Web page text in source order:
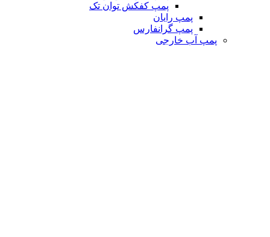
پمپ کفکش توان تک
پمپ رایان
پمپ گرانفارس
پمپ آب خارجی